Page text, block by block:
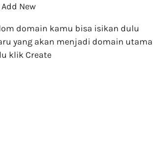
New
domain kamu bisa isikan dulu
yang akan menjadi domain utama
klik Create